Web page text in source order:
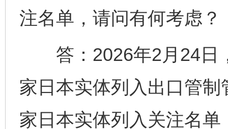
注名单，请问有何考虑？
答：2026年2月24日
家日本实体列入出口管
家日本实体列入关注名单